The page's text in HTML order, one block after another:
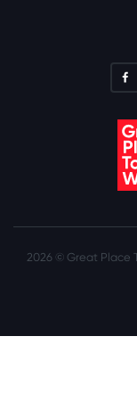
2026 © Great Place